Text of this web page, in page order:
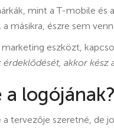
mint a T-mobile
másikra, észre sem
eszközt,
akkor kész
logójának?
tervezője szeretné, de